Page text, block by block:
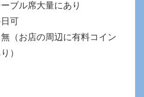
ル席大量にあり
可
お店の周辺に有料コイン
）